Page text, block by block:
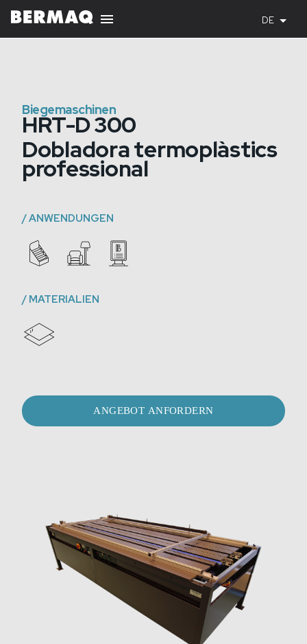
DE
Biegemaschinen
HRT-D 300
Dobladora termoplàstics
professional
/ANWENDUNGEN
/ MATERIALIEN
ANGEBOT ANFORDERN